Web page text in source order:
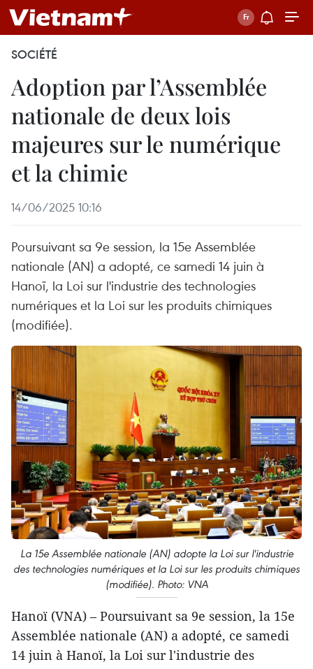
SOCIÉTÉ
Adoption par l’Assemblée
nationale de deux lois
majeures sur le numérique
et la chimie
14/06/2025 10:16
Poursuivant sa 9e session, la 15e Assemblée
nationale (AN) a adopté, ce samedi 14 juin à
Hanoï, la Loi sur l'industrie des technologies
numériques et la Loi sur les produits chimiques
(modifiée).
La 15e Assemblée nationale (AN) adopte la Loi sur l'industrie
des technologies numériques et la Loi sur les produits chimiques
(modifiée). Photo: VNA
Hanoï (VNA) – Poursuivant sa 9e session, la 15e
Assemblée nationale (AN) a adopté, ce samedi
14 juin à Hanoï, la Loi sur l'industrie des